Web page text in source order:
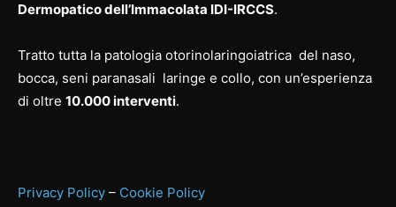
Dermopatico dell’Immacolata IDI-IRCCS.
Tratto tutta la patologia otorinolaringoiatrica del naso,
bocca, seni paranasali laringe e collo, con un’esperienza
di oltre 10.000 interventi.
Privacy Policy – Cookie Policy